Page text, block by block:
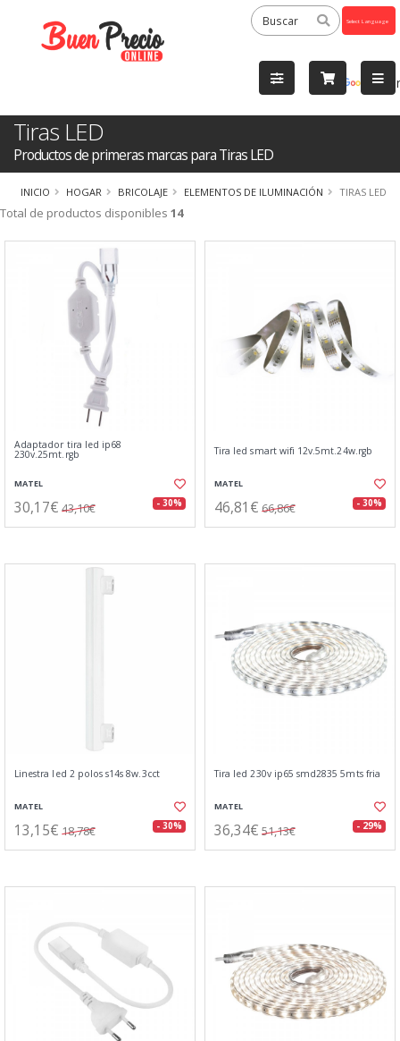
by
Tiras LED
Productos de primeras marcas para Tiras LED
INICIO HOGAR BRICOLAJE ELEMENTOS DE ILUMINACIÓN TIRAS LED
Total de productos disponibles 14
Adaptador tira led ip68
230v.25mt.rgb
MATEL
30,17€ 43,10€ - 30%
Tira led smart wifi 12v.5mt.24w.rgb
MATEL
46,81€ 66,86€ - 30%
Linestra led 2 polos s14s 8w.3cct
MATEL
13,15€ 18,78€ - 30%
Tira led 230v ip65 smd2835 5mts fria
MATEL
36,34€ 51,13€ - 29%